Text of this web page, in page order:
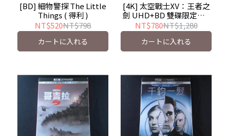
[BD] 細物警探 The Little
Things ( 得利 )
NT$520NT$798
カートに入れる
[4K] 太空戰士XV：王者之
劍 UHD+BD 雙碟限定版 (
得利 ) Kingsglaive : Final
Fantasy XV
NT$780NT$1,280
カートに入れる